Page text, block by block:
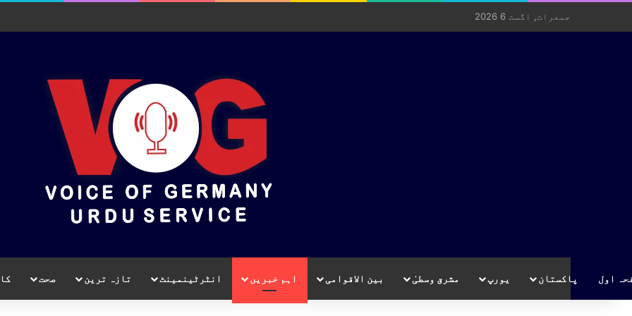
جمعرات, اگست 6 2026
اول پاکستان یورپ مشرق وسطیٰ بین الاقوامی اہم خبریں انٹرٹینمینٹ تازہ ترین صحت